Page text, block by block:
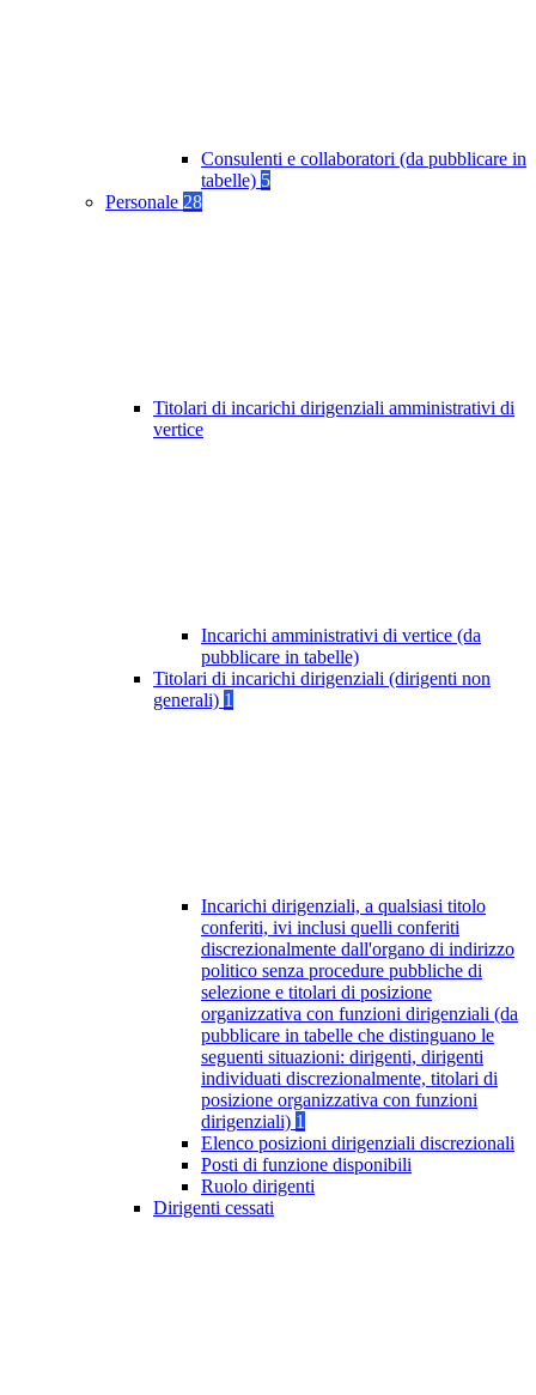
Consulenti e collaboratori (da pubblicare in
tabelle) 5
Personale 28
Titolari di incarichi dirigenziali amministrativi di
vertice
Incarichi amministrativi di vertice (da
pubblicare in tabelle)
Titolari di incarichi dirigenziali (dirigenti non
generali) 1
Incarichi dirigenziali, a qualsiasi titolo
conferiti, ivi inclusi quelli conferiti
discrezionalmente dall'organo di indirizzo
politico senza procedure pubbliche di
selezione e titolari di posizione
organizzativa con funzioni dirigenziali (da
pubblicare in tabelle che distinguano le
seguenti situazioni: dirigenti, dirigenti
individuati discrezionalmente, titolari di
posizione organizzativa con funzioni
dirigenziali) 1
Elenco posizioni dirigenziali discrezionali
Posti di funzione disponibili
Ruolo dirigenti
Dirigenti cessati